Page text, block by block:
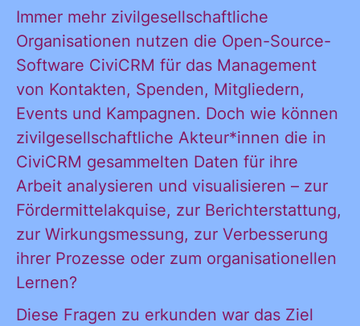
Immer mehr zivilgesellschaftliche
Organisationen nutzen die Open-Source-
Software CiviCRM für das Management
von Kontakten, Spenden, Mitgliedern,
Events und Kampagnen. Doch wie können
zivilgesellschaftliche Akteur*innen die in
CiviCRM gesammelten Daten für ihre
Arbeit analysieren und visualisieren – zur
Fördermittelakquise, zur Berichterstattung,
zur Wirkungsmessung, zur Verbesserung
ihrer Prozesse oder zum organisationellen
Lernen?
Diese Fragen zu erkunden war das Ziel